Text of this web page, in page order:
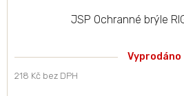
JSP Ochranné brýle
Vyprodáno
218 Kč bez DPH